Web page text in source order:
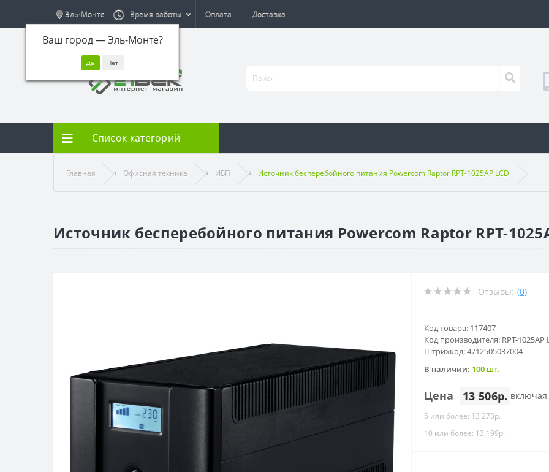
Эль-Монте
Ваш город —Эль-Монте?
Время работы Оплата Доставка
Список категорий
Главная Офисная техника ИБП Источник бесперебойного питания Powercom Raptor RPT-1025AP LCD
Источник бесперебойного питания Powercom Raptor RPT-
Отзывы: (0)
Код товара: 117407
Код производителя: RPT-1025AP
Штрихкод: 4712505037004
В наличии: 100 шт.
Цена 13 506р.
5 или более: 13 273р.
10 или более: 13 199р.